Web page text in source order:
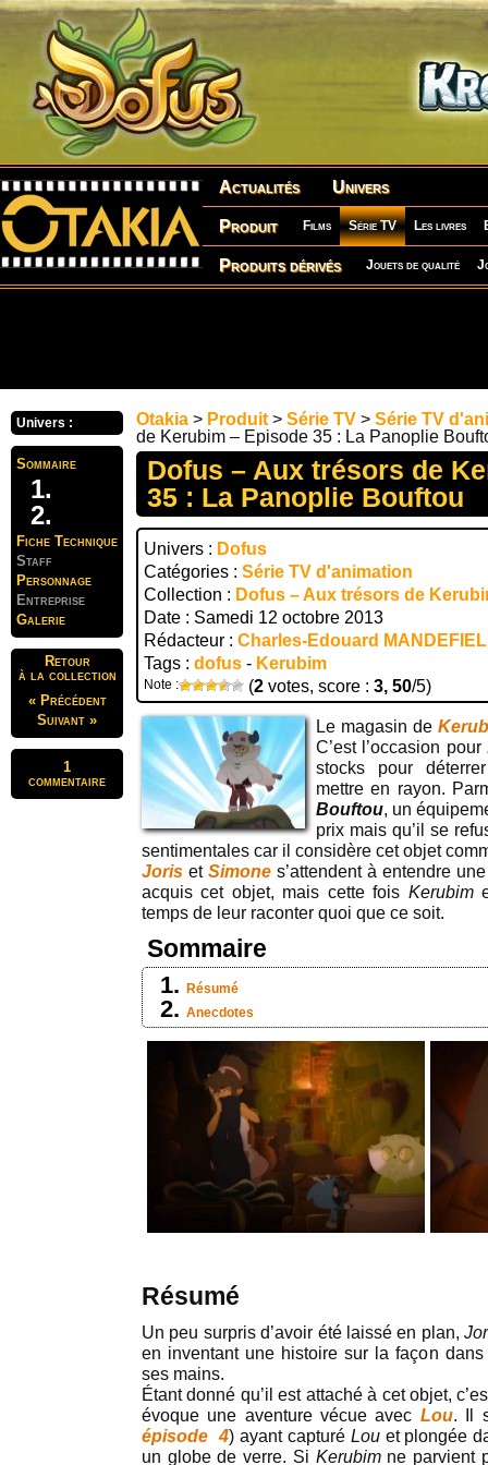
Actualités Univers
Produit Films Série TV Les livres
Produits dérivés Jouets de qualité
Univers :
Sommaire
Fiche Technique
Staff
Personnage
Entreprise
Galerie
Retour
à la collection
« Précédent
Suivant »
1
commentaire
Otakia > Produit > Série TV > Série TV
de Kerubim – Episode 35 : La Panoplie
Dofus – Aux trésors de
35 : La Panoplie Bouftou
Univers : Dofus
Catégories : Série TV d'animation
Collection : Dofus – Aux trésors de
Date : Samedi 12 octobre 2013
Rédacteur : Charles-Edouard
Tags : dofus - Kerubim
Note : (2 votes, score : 3, 50/5)
Le magasin de
C’est l’occasion pour
stocks pour
mettre en rayon.
Bouftou, un
prix mais qu’il se
sentimentales car il considère cet objet
Joris et Simone s’attendent à entendre
acquis cet objet, mais cette fois Kerubim
temps de leur raconter quoi que ce soit.
Sommaire
Résumé
Anecdotes
Résumé
Un peu surpris d’avoir été laissé en plan,
en inventant une histoire sur la façon
ses mains.
Étant donné qu’il est attaché à cet objet,
évoque une aventure vécue avec Lou. Il
épisode 4) ayant capturé Louet plongée
un globe de verre. Si Kerubimne parvient